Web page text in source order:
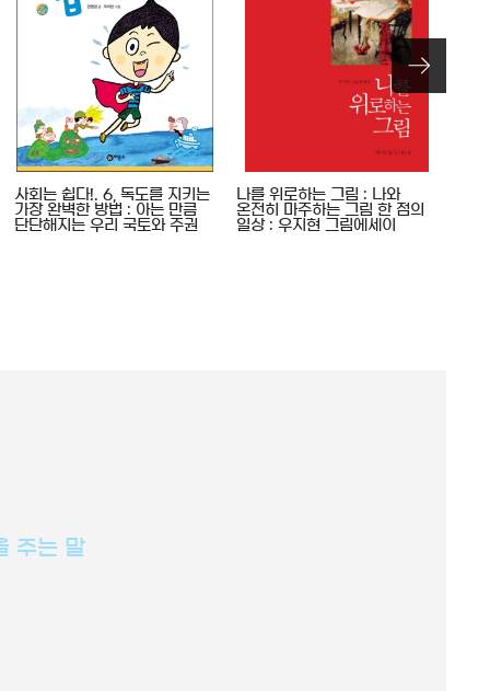
사회는 쉽다!. 6, 독도를 지키는
가장 완벽한 방법 : 아는 만큼
단단해지는 우리 국토와 주권
나를 위로하는 그림 : 나와
온전히 마주하는 그림 한 점의
일상 : 우지현 그림에세이
주는 말